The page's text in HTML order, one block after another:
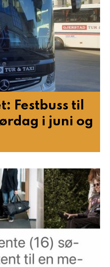
Festbuss til
i juni og